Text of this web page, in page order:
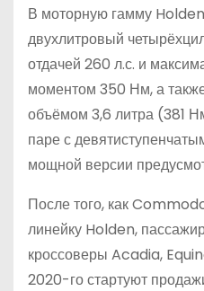
В моторную гамму
двухлитровый
отдачей 260 л.с. и
моментом 350 Нм, а
объёмом 3,6 литра (381
паре с
мощной версии
После того, как
линейку Holden,
кроссоверы Acadia,
2020-го стартуют